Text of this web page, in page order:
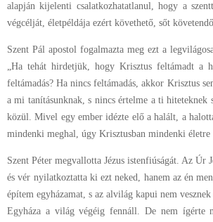
alapján kijelenti csalatkozhatatlanul, hogy a
végcélját, életpéldája ezért követhető, sőt
Szent Pál apostol fogalmazta meg ezt a
„Ha tehát hirdetjük, hogy Krisztus feltámadt a
feltámadás? Ha nincs feltámadás, akkor Krisztus
a mi tanításunknak, s nincs értelme a ti
közül. Mivel egy ember idézte elő a halált, a
mindenki meghal, úgy Krisztusban mindenki
Szent Péter megvallotta Jézus istenfiúságát. Az Úr
és vér nyilatkoztatta ki ezt neked, hanem az én
építem egyházamat, s az alvilág kapui nem
Egyháza a világ végéig fennáll. De nem ígérte